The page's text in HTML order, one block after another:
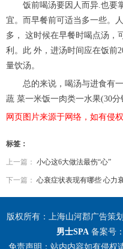
饭前喝汤要因人而异.也要掌
宜。而早餐前可适当多一些。
多， 这时候在早餐时喝点汤，
利。此 外，进汤时间应在饭前
量饮汤。
总的来说，喝汤与进食有一
蔬 菜一米饭一肉类一水果(30分
网页图片来源于网络，如有侵
标签：
上一篇： 小心这6大做法最伤“心”
下一篇： 心衰症状表现有哪些 心力
版权所有：上海山河郡广告策
男士SPA 备案号：
免责声明：站内内容如有侵权